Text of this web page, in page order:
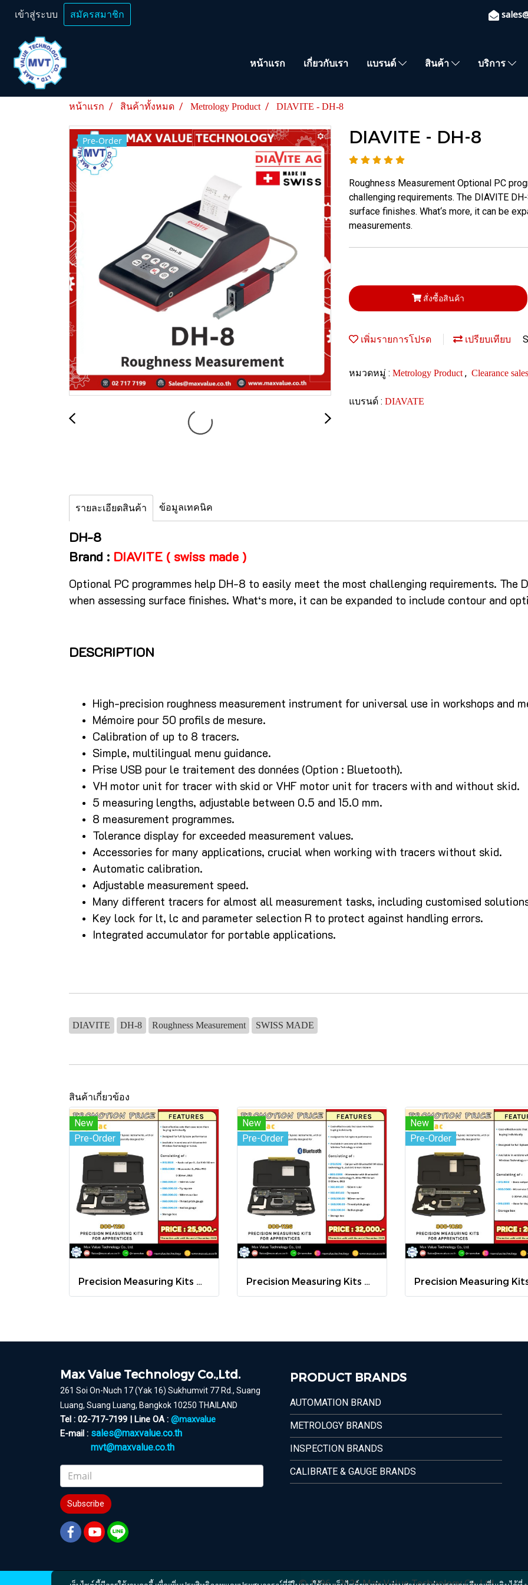
เข้าสู่ระบบ สมัครสมาชิก
หน้าแรก เกี่ยวกับเรา แบรนด์ สินค้า บริการ
หน้าแรก สินค้าทั้งหมด Metrology Product DIAVITE - DH-8
Pre-Order DIAVITE - DH-8
Roughness Measurement Optional PC
challenging requirements. The DIAVITE
surface finishes. What‘s more, it can be
measurements.
สั่งซื้อสินค้า
เพิ่มรายการโปรด เปรียบเทียบ
หมวดหมู่ : Metrology Product , Clearance sales
แบรนด์ : DIAVATE
รายละเอียดสินค้า ข้อมูลเทคนิค
DH-8
Brand : DIAVITE ( swiss made )
Optional PC programmes help DH-8 to easily meet the most challenging requirements.
when assessing surface finishes. What‘s more, it can be expanded to include contour and
DESCRIPTION
High-precision roughness measurement instrument for universal use in workshops and
Mémoire pour 50 profils de mesure.
Calibration of up to 8 tracers.
Simple, multilingual menu guidance.
Prise USB pour le traitement des données (Option : Bluetooth).
VH motor unit for tracer with skid or VHF motor unit for tracers with and without skid.
5 measuring lengths, adjustable between 0.5 and 15.0 mm.
8 measurement programmes.
Tolerance display for exceeded measurement values.
Accessories for many applications, crucial when working with tracers without skid.
Automatic calibration.
Adjustable measurement speed.
Many different tracers for almost all measurement tasks, including customised
Key lock for lt, lc and parameter selection R to protect against handling errors.
Integrated accumulator for portable applications.
DIAVITE DH-8 Roughness Measurement SWISS MADE
สินค้าเกี่ยวข้อง
New
Pre-Order
Precision Measuring Kits MODEL 800-1120
New
Pre-Order
Precision Measuring Kits MODEL 800-1126
New
Pre-Order
Max Value Technology Co.,Ltd.
261 Soi On-Nuch 17 (Yak 16) Sukhumvit 77 Rd., Suang
Luang, Suang Luang, Bangkok 10250 THAILAND
Tel : 02-717-7199 | Line OA : @maxvalue
E-mail : sales@maxvalue.co.th
mvt@maxvalue.co.th
Subscribe
PRODUCT BRANDS
AUTOMATION BRAND
METROLOGY BRANDS
INSPECTION BRANDS
CALIBRATE & GAUGE BRANDS